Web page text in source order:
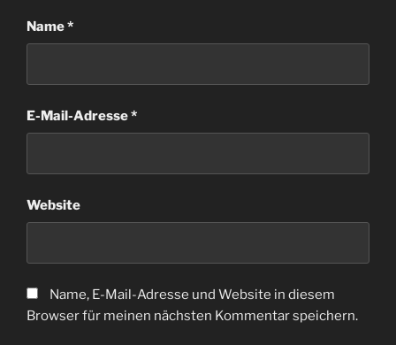
Name*
E-Mail-Adresse*
Website
Name, E-Mail-Adresse und Website in diesem
Browser für meinen nächsten Kommentar speichern.